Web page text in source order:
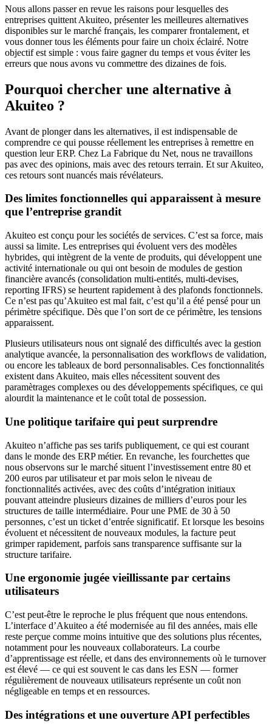
Nous allons passer en revue les raisons pour lesquelles des
entreprises quittent Akuiteo, présenter les meilleures alternatives
disponibles sur le marché français, les comparer frontalement, et
vous donner tous les éléments pour faire un choix éclairé. Notre
objectif est simple : vous faire gagner du temps et vous éviter les
erreurs que nous avons vu commettre des dizaines de fois.
Pourquoi chercher une alternative à
Akuiteo ?
Avant de plonger dans les alternatives, il est indispensable de
comprendre ce qui pousse réellement les entreprises à remettre en
question leur ERP. Chez La Fabrique du Net, nous ne travaillons
pas avec des opinions, mais avec des retours terrain. Et sur Akuiteo,
ces retours sont nuancés mais révélateurs.
Des limites fonctionnelles qui apparaissent à mesure
que l’entreprise grandit
Akuiteo est conçu pour les sociétés de services. C’est sa force, mais
aussi sa limite. Les entreprises qui évoluent vers des modèles
hybrides, qui intègrent de la vente de produits, qui développent une
activité internationale ou qui ont besoin de modules de gestion
financière avancés (consolidation multi-entités, multi-devises,
reporting IFRS) se heurtent rapidement à des plafonds fonctionnels.
Ce n’est pas qu’Akuiteo est mal fait, c’est qu’il a été pensé pour un
périmètre spécifique. Dès que l’on sort de ce périmètre, les tensions
apparaissent.
Plusieurs utilisateurs nous ont signalé des difficultés avec la gestion
analytique avancée, la personnalisation des workflows de validation,
ou encore les tableaux de bord personnalisables. Ces fonctionnalités
existent dans Akuiteo, mais elles nécessitent souvent des
paramètrages complexes ou des développements spécifiques, ce qui
alourdit la maintenance et le coût total de possession.
Une politique tarifaire qui peut surprendre
Akuiteo n’affiche pas ses tarifs publiquement, ce qui est courant
dans le monde des ERP métier. En revanche, les fourchettes que
nous observons sur le marché situent l’investissement entre 80 et
200 euros par utilisateur et par mois selon le niveau de
fonctionnalités activées, avec des coûts d’intégration initiaux
pouvant atteindre plusieurs dizaines de milliers d’euros pour les
structures de taille intermédiaire. Pour une PME de 30 à 50
personnes, c’est un ticket d’entrée significatif. Et lorsque les besoins
évoluent et nécessitent de nouveaux modules, la facture peut
grimper rapidement, parfois sans transparence suffisante sur la
structure tarifaire.
Une ergonomie jugée vieillissante par certains
utilisateurs
C’est peut-être le reproche le plus fréquent que nous entendons.
L’interface d’Akuiteo a été modernisée au fil des années, mais elle
reste perçue comme moins intuitive que des solutions plus récentes,
notamment pour les nouveaux collaborateurs. La courbe
d’apprentissage est réelle, et dans des environnements où le turnover
est élevé — ce qui est souvent le cas dans les ESN — former
régulièrement de nouveaux utilisateurs représente un coût non
négligeable en temps et en ressources.
Des intégrations et une ouverture API perfectibles